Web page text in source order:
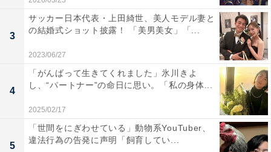
3
サッカー日本代表・上田綺世、美人モデル妻と
の結婚式ショット披露！ 「美男美女」「...
2023/06/27
4
「がんばって生きてくれました」氷川きよ
し、“パートナー”の命日に思い。「私の身体...
2025/02/17
5
「世間をにぎわせている」動物系YouTuber、
違法行為の告発に声明「飼育してい...